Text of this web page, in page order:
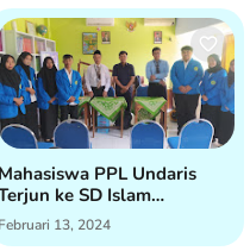
Mahasiswa PPL Undaris
ke SD Islam
Istiqomah untuk Praktik
Februari 13, 2024